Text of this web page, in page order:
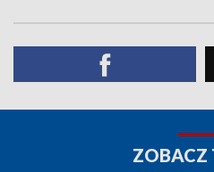
ZOBACZ